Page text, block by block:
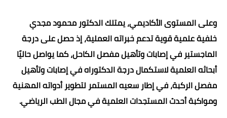
وعلى المستوى الأكاديمي، يمتلك الدكتور محمود مجدي
خلفية علمية قوية تدعم خبراته العملية، إذ حصل على درجة
الماجستير في إصابات وتأهيل مفصل الكاحل، كما يواصل حاليًا
أبحاثه العلمية لاستكمال درجة الدكتوراه في إصابات وتأهيل
مفصل الركبة، في إطار سعيه المستمر لتطوير أدواته المهنية
ومواكبة أحدث المستجدات العلمية في مجال الطب الرياضي.